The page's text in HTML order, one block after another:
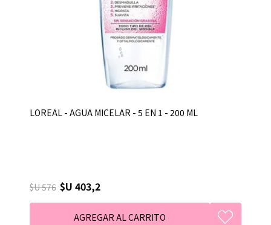
LOREAL - AGUA MICELAR - 5 EN 1 - 200 ML
$U 576 $U 403,2